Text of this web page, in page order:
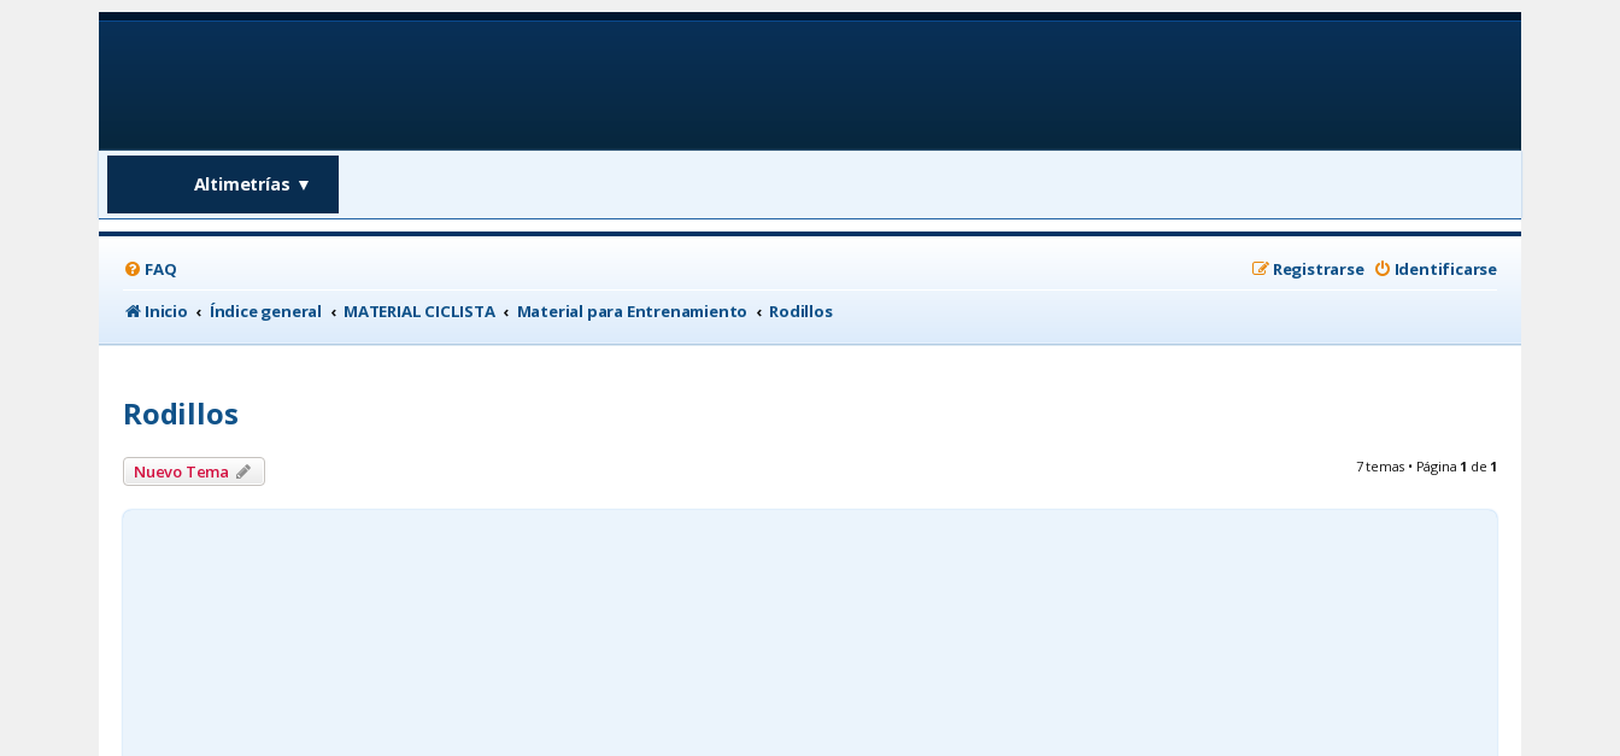
Altimetrías ▼
FAQ Identificarse
Registrarse
Inicio
Índice general MATERIAL CICLISTA Material para Entrenamiento Rodillos
Rodillos
Nuevo Tema 7 temas • Página 1 de 1